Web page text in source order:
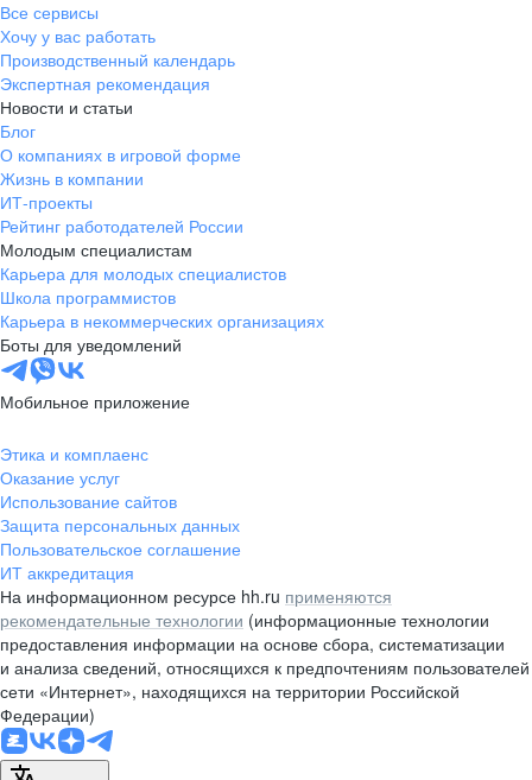
пер. Ланинский д. 4, офис 3.4
+7 423 202-33-28
pr@dv.hh.ru
Новосибирск
ул. Большевистская, д. 35,
помещение 21
+7 383 207-94-64
pr@nsk.hh.ru
Минск
пр-т Дзержинского, д. 57,
10 этаж, помещение 45-1
pr@rabota.by
Алматы
пр. Абая, д. 151, БЦ Алатау,
12 этаж, офис 1209
+7 727 232-13-13
pr@headhunter.com.kz
Все сервисы
Хочу у вас работать
Производственный календарь
Экспертная рекомендация
Новости и статьи
Блог
О компаниях в игровой форме
Жизнь в компании
ИТ-проекты
Рейтинг работодателей России
Молодым специалистам
Карьера для молодых специалистов
Школа программистов
Карьера в некоммерческих организациях
Боты для уведомлений
Мобильное приложение
Этика и комплаенс
Оказание услуг
Использование сайтов
Защита персональных данных
Пользовательское соглашение
ИТ аккредитация
На информационном ресурсе hh.ru применяются
рекомендательные технологии (информационные технологии
предоставления информации на основе сбора, систематизации
и анализа сведений, относящихся к предпочтениям пользователей
сети «Интернет», находящихся на территории Российской
Федерации)